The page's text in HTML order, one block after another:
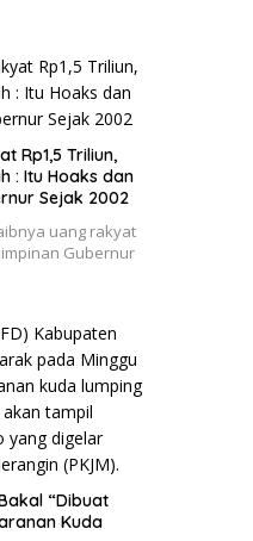
Rp1,5 Triliun,
: Itu Hoaks dan
Sejak 2002
uang rakyat
Gubernur
“Dibuat
Kuda